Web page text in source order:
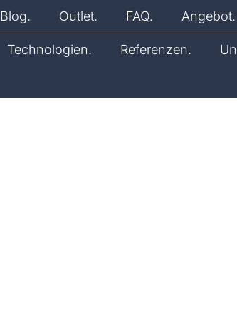
Blog. Outlet. FAQ. Angebot.
Technologien. Referenzen.